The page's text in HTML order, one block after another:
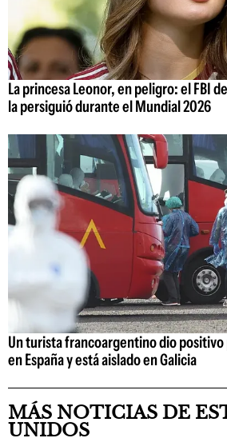
La princesa Leonor, en peligro: el FBI
la persiguió durante el Mundial 2026
Un turista francoargentino dio
en España y está aislado en Galicia
MÁS NOTICIAS DE
UNIDOS